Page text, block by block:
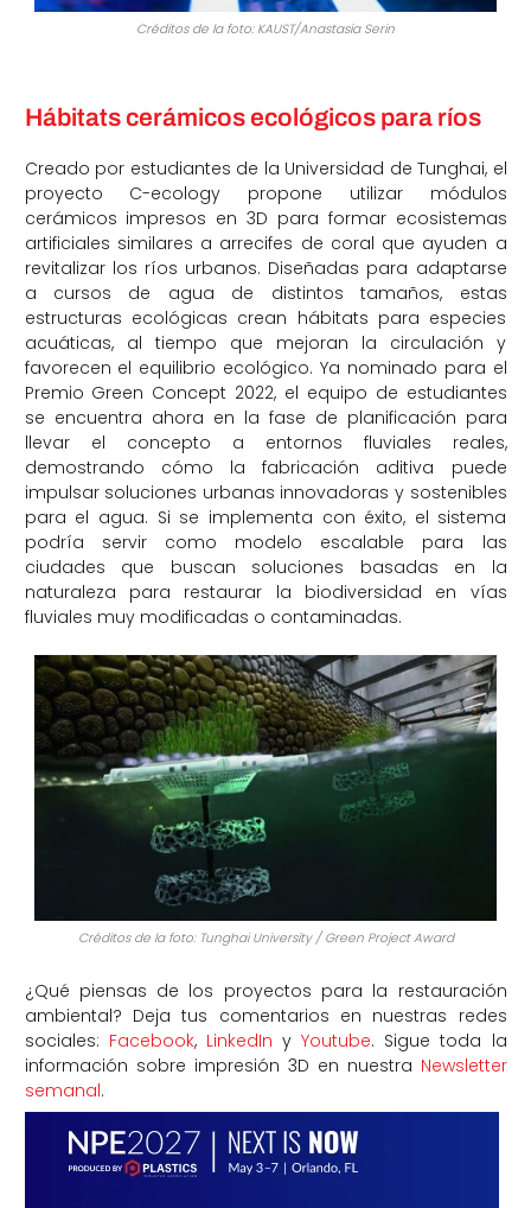
Créditos de la foto: KAUST/Anastasia Serin
Hábitats cerámicos ecológicos para ríos
Creado por estudiantes de la Universidad de Tunghai, el
proyecto C-ecology propone utilizar módulos
cerámicos impresos en 3D para formar ecosistemas
artificiales similares a arrecifes de coral que ayuden a
revitalizar los ríos urbanos. Diseñadas para adaptarse
a cursos de agua de distintos tamaños, estas
estructuras ecológicas crean hábitats para especies
acuáticas, al tiempo que mejoran la circulación y
favorecen el equilibrio ecológico. Ya nominado para el
Premio Green Concept 2022, el equipo de estudiantes
se encuentra ahora en la fase de planificación para
llevar el concepto a entornos fluviales reales,
demostrando cómo la fabricación aditiva puede
impulsar soluciones urbanas innovadoras y sostenibles
para el agua. Si se implementa con éxito, el sistema
podría servir como modelo escalable para las
ciudades que buscan soluciones basadas en la
naturaleza para restaurar la biodiversidad en vías
fluviales muy modificadas o contaminadas.
Créditos de la foto: Tunghai University / Green Project Award
¿Qué piensas de los proyectos para la restauración
ambiental? Deja tus comentarios en nuestras redes
sociales: Facebook, LinkedIn yYoutube. Sigue toda la
información sobre impresión 3D en nuestra Newsletter
semanal.